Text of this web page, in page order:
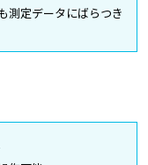
測定データにばらつき